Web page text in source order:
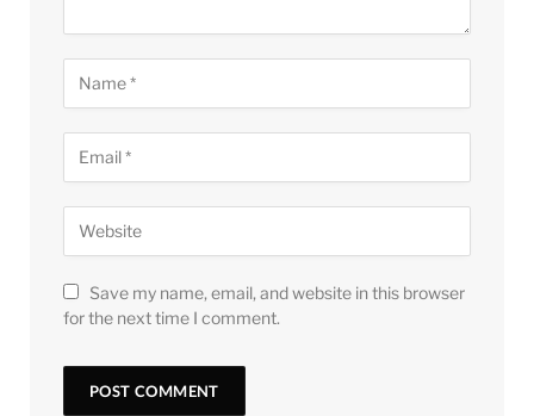
Save my name, email, and website in this browser
for the next time I comment.